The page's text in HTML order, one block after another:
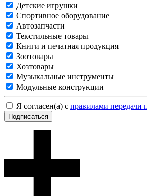
Детские игрушки
Спортивное оборудование
Автозапчасти
Текстильные товары
Книги и печатная продукция
Зоотовары
Хозтовары
Музыкальные инструменты
Модульные конструкции
Я согласен(а) с правилами передачи
Подписаться